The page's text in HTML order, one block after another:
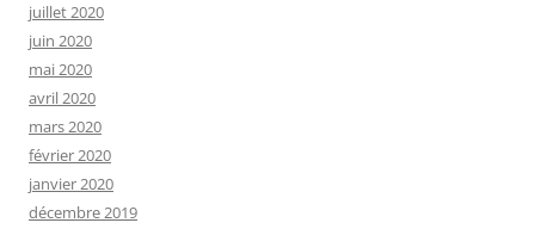
juillet 2020
juin 2020
mai 2020
avril 2020
mars 2020
février 2020
janvier 2020
décembre 2019